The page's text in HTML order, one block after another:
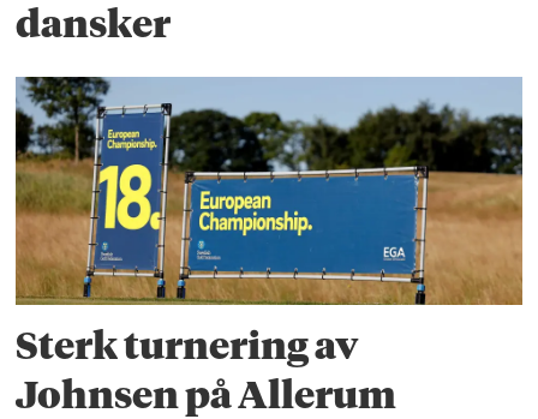
dansker
Sterk turnering av
Johnsen på Allerum